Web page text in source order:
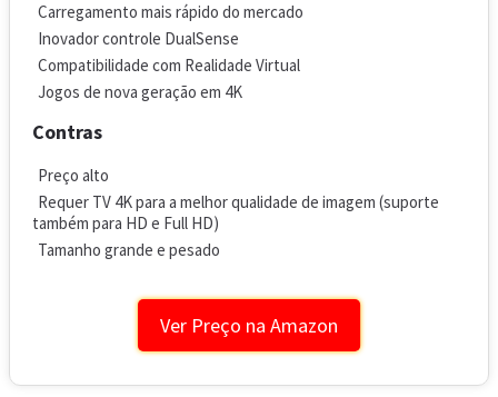
Carregamento mais rápido do mercado
Inovador controle DualSense
Compatibilidade com Realidade Virtual
Jogos de nova geração em 4K
Contras
Preço alto
Requer TV 4K para a melhor qualidade de imagem (suporte
também para HD e Full HD)
Tamanho grande e pesado
Ver Preço na Amazon